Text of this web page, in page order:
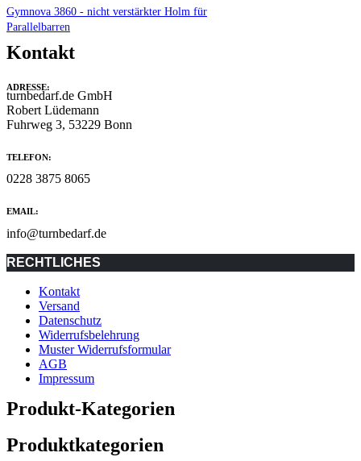
Gymnova 3860 - nicht verstärkter Holm für
Parallelbarren
Kontakt
ADRESSE:
turnbedarf.de GmbH
Robert Lüdemann
Fuhrweg 3, 53229 Bonn
TELEFON:
0228 3875 8065
EMAIL:
info@turnbedarf.de
RECHTLICHES
Kontakt
Versand
Datenschutz
Widerrufsbelehrung
Muster Widerrufsformular
AGB
Impressum
Produkt-Kategorien
Produktkategorien